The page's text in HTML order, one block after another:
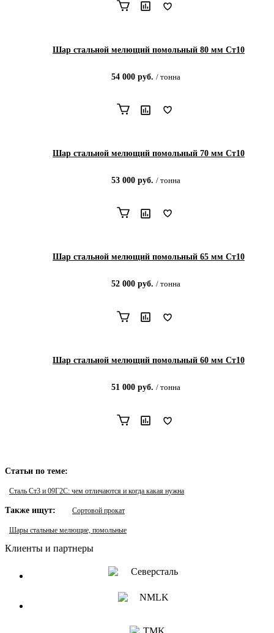
Шар стальной мелющий помольный 80 мм Ст10
54 000руб. / тонна
Шар стальной мелющий помольный 70 мм Ст10
53 000руб. / тонна
Шар стальной мелющий помольный 65 мм Ст10
52 000руб. / тонна
Шар стальной мелющий помольный 60 мм Ст10
51 000руб. / тонна
Статьи по теме:
Сталь Ст3 и 09Г2С: чем отличаются и когда какая нужна
Также ищут: Сортовой прокат
Шары стальные мелющие, помольные
Клиенты и партнеры